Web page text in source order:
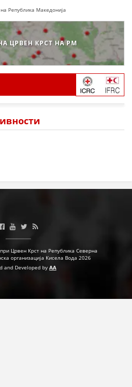
ДОГОВОРИ
СЛУЖБАТА ЗА БАРАЊЕ
ЗА БАРАЊА
ПРЕВЕНТИВНА ДЕЈНОСТ
Република Македонија
ЦРВЕН КРСТ НА РМ
Црвен Крст на Република Северна
организација Кисела Вода 2026
and Developed by AA